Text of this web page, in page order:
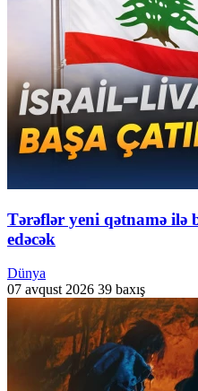
Tərəflər yeni qətnamə ilə
edəcək
Dünya
07 avqust 2026 39 baxış